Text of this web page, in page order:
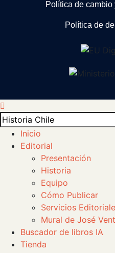
Política de cambio
Política de
Inicio
Editorial
Presentación
Historia
Equipo
Cómo Publicar
Servicios
Mural de José
Buscador de libros IA
Tienda